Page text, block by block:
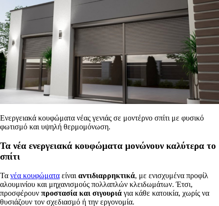
Ενεργειακά κουφώματα νέας γενιάς σε μοντέρνο σπίτι με φυσικό
φωτισμό και υψηλή θερμομόνωση.
Τα νέα ενεργειακά κουφώματα μονώνουν καλύτερα το
σπίτι
Τα νέα κουφώματα είναι αντιδιαρρηκτικά, με ενισχυμένα προφίλ
αλουμινίου και μηχανισμούς πολλαπλών κλειδωμάτων. Έτσι,
προσφέρουν προστασία και σιγουριά για κάθε κατοικία, χωρίς να
θυσιάζουν τον σχεδιασμό ή την εργονομία.